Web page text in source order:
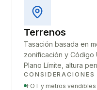
Terrenos
Tasación basada en
zonificación y Código
Plano Límite, altura
CONSIDERACIONES
FOT y metros